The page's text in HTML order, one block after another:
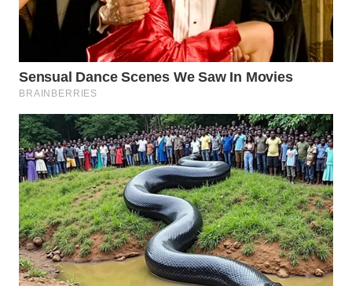
KARAWANG
BEKASI
WN
BOGOR
WN
DEPOK
WN
TAPANULI
UTARA